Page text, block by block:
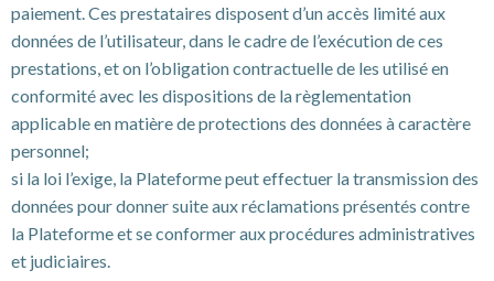
paiement. Ces prestataires disposent d’un accès limité aux
données de l’utilisateur, dans le cadre de l’exécution de ces
prestations, et on l’obligation contractuelle de les utilisé en
conformité avec les dispositions de la règlementation
applicable en matière de protections des données à caractère
personnel;
si la loi l’exige, la Plateforme peut effectuer la transmission des
données pour donner suite aux réclamations présentés contre
la Plateforme et se conformer aux procédures administratives
et judiciaires.